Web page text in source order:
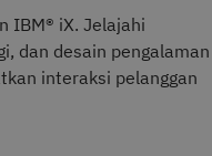
IBM® iX. Jelajahi
dan desain pengalaman
interaksi pelanggan